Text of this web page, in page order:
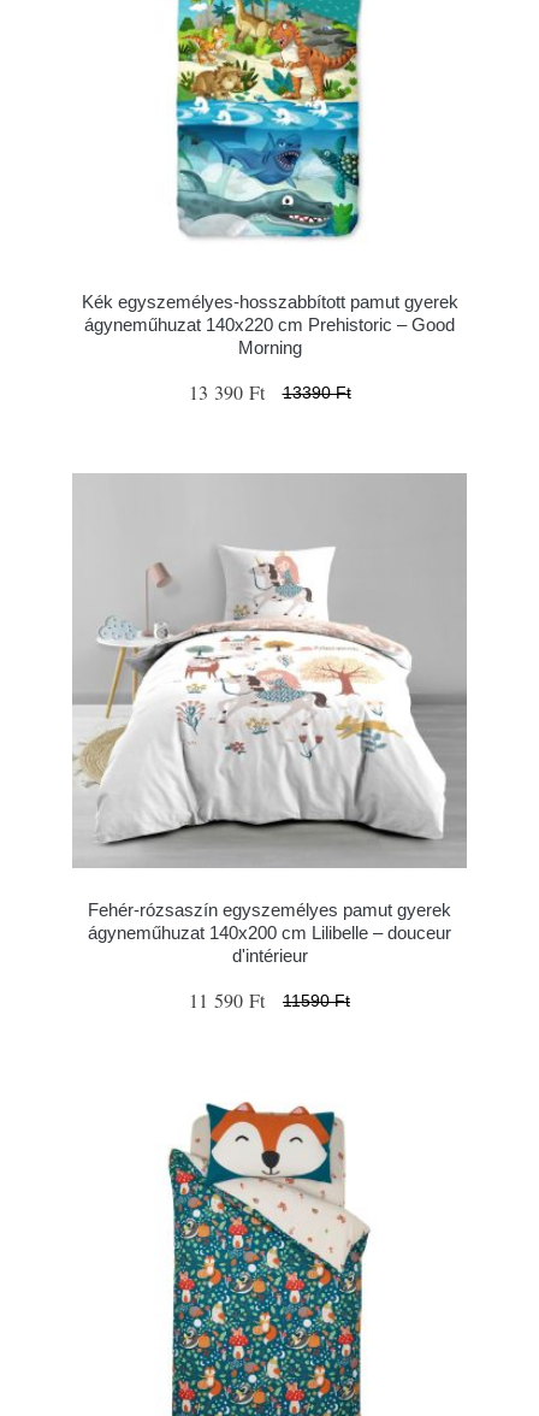
Kék egyszemélyes-hosszabbított pamut gyerek
ágyneműhuzat 140x220 cm Prehistoric – Good
Morning
13 390 Ft 13390 Ft
Fehér-rózsaszín egyszemélyes pamut gyerek
ágyneműhuzat 140x200 cm Lilibelle – douceur
d'intérieur
11 590 Ft 11590 Ft